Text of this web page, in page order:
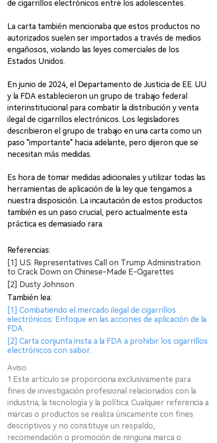
de cigarrillos electrónicos entre los adolescentes.
La carta también mencionaba que estos productos no
autorizados suelen ser importados a través de medios
engañosos, violando las leyes comerciales de los
Estados Unidos.
En junio de 2024, el Departamento de Justicia de EE. UU.
y la FDA establecieron un grupo de trabajo federal
interinstitucional para combatir la distribución y venta
ilegal de cigarrillos electrónicos. Los legisladores
describieron el grupo de trabajo en una carta como un
paso "importante" hacia adelante, pero dijeron que se
necesitan más medidas.
Es hora de tomar medidas adicionales y utilizar todas las
herramientas de aplicación de la ley que tengamos a
nuestra disposición. La incautación de estos productos
también es un paso crucial, pero actualmente esta
práctica es demasiado rara.
Referencias:
[1] U.S. Representatives Call on Trump Administration
to Crack Down on Chinese-Made E-Cigarettes
[2] Dusty Johnson
También lea:
[1] Combatiendo el mercado ilegal de cigarrillos
electrónicos: Enfoque en las acciones de aplicación de la
FDA.
[2] Carta conjunta insta a la FDA a prohibir los cigarrillos
electrónicos con sabor.
Aviso
1.Este artículo se proporciona exclusivamente para
fines de investigación profesional relacionados con la
industria, la tecnología y la política. Cualquier referencia a
marcas o productos se realiza únicamente con fines
descriptivos y no constituye un respaldo,
recomendación o promoción de ninguna marca o